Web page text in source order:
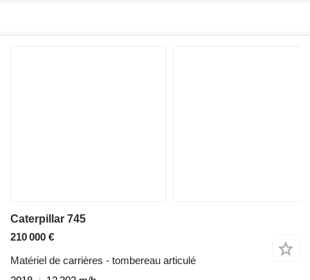
Caterpillar 745
210 000 €
Matériel de carrières - tombereau articulé